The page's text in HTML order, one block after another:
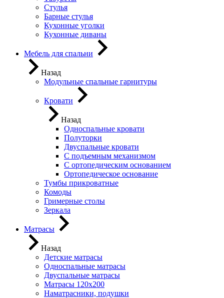
Стулья
Барные стулья
Кухонные уголки
Кухонные диваны
Мебель для спальни
Назад
Модульные спальные гарнитуры
Кровати
Назад
Односпальные кровати
Полуторки
Двуспальные кровати
С подъемным механизмом
С ортопедическим основанием
Ортопедическое основание
Тумбы прикроватные
Комоды
Гримерные столы
Зеркала
Матрасы
Назад
Детские матрасы
Односпальные матрасы
Двуспальные матрасы
Матрасы 120х200
Наматрасники, подушки